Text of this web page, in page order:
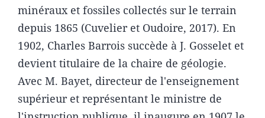
minéraux et fossiles collectés sur le terrain
depuis 1865 (Cuvelier et Oudoire, 2017). En
1902, Charles Barrois succède à J. Gosselet et
devient titulaire de la chaire de géologie.
Avec M. Bayet, directeur de l'enseignement
supérieur et représentant le ministre de